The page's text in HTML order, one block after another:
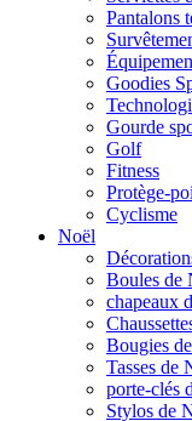
Pantalons
Goodies
Gourde
Golf
Fitness
Protège-
Cyclisme
Noël
Boules de
chapeaux
Bougies
Tasses de
porte-clés
Stylos de